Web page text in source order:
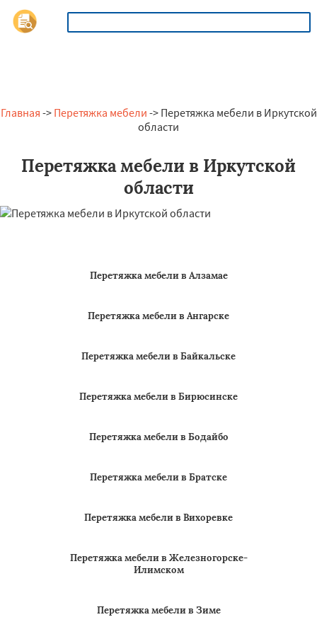
Главная -> Перетяжка мебели -> Перетяжка мебели в Иркутской
области
Перетяжка мебели в Иркутской
области
Перетяжка мебели в Алзамае
Перетяжка мебели в Ангарске
Перетяжка мебели в Байкальске
Перетяжка мебели в Бирюсинске
Перетяжка мебели в Бодайбо
Перетяжка мебели в Братске
Перетяжка мебели в Вихоревке
Перетяжка мебели в Железногорске-
Илимском
Перетяжка мебели в Зиме